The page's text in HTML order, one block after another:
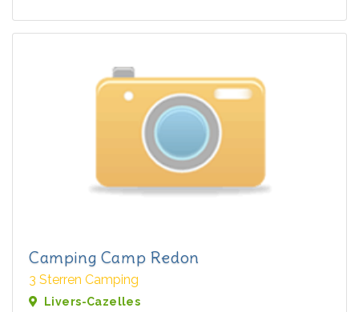
Camping Camp Redon
3 Sterren Camping
Livers-Cazelles